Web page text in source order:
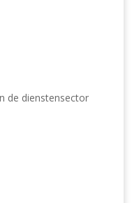
de dienstensector